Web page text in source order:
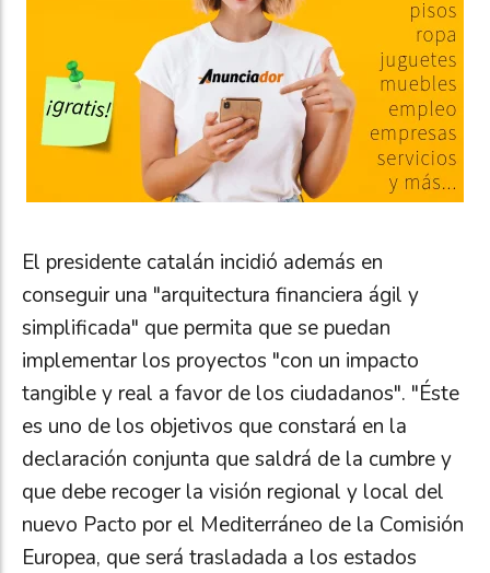
El presidente catalán incidió además en
conseguir una "arquitectura financiera ágil y
simplificada" que permita que se puedan
implementar los proyectos "con un impacto
tangible y real a favor de los ciudadanos". "Éste
es uno de los objetivos que constará en la
declaración conjunta que saldrá de la cumbre y
que debe recoger la visión regional y local del
nuevo Pacto por el Mediterráneo de la Comisión
Europea, que será trasladada a los estados